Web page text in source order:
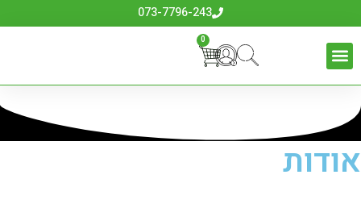
073-7796-243
0
אודות